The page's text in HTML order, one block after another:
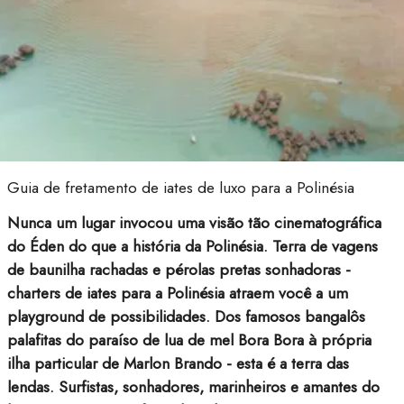
Guia de fretamento de iates de luxo para a Polinésia
Nunca um lugar invocou uma visão tão cinematográfica
do Éden do que a história da Polinésia. Terra de vagens
de baunilha rachadas e pérolas pretas sonhadoras -
charters de iates para a Polinésia atraem você a um
playground de possibilidades. Dos famosos bangalôs
palafitas do paraíso de lua de mel Bora Bora à própria
ilha particular de Marlon Brando - esta é a terra das
lendas. Surfistas, sonhadores, marinheiros e amantes do